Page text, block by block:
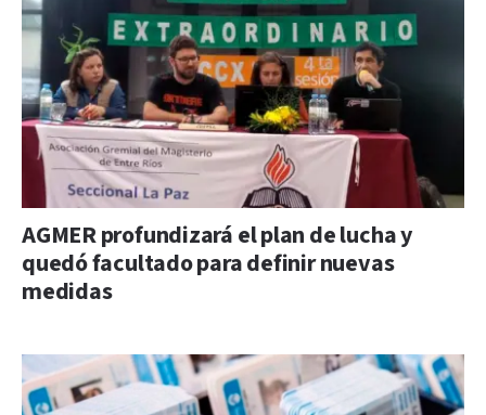
AGMER profundizará el plan de lucha y
quedó facultado para definir nuevas
medidas